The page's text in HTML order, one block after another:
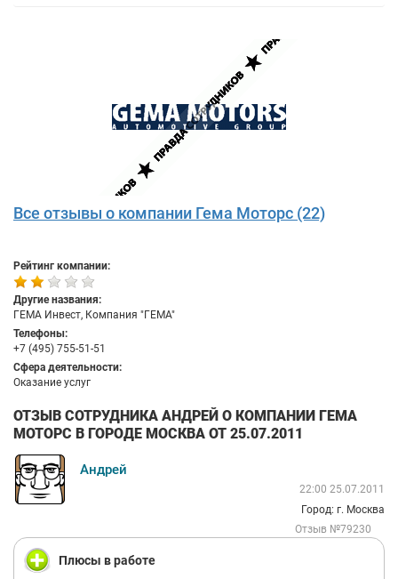
Все отзывы о компании Гема Моторс (22)
Рейтинг компании:
Другие названия:
ГЕМА Инвест, Компания "ГЕМА"
Телефоны:
+7 (495) 755-51-51
Сфера деятельности:
Оказание услуг
ОТЗЫВ СОТРУДНИКА АНДРЕЙ О КОМПАНИИ ГЕМА
МОТОРС В ГОРОДЕ МОСКВА ОТ 25.07.2011
Андрей
22:00 25.07.2011
Город: г. Москва
Отзыв №79230
Плюсы в работе